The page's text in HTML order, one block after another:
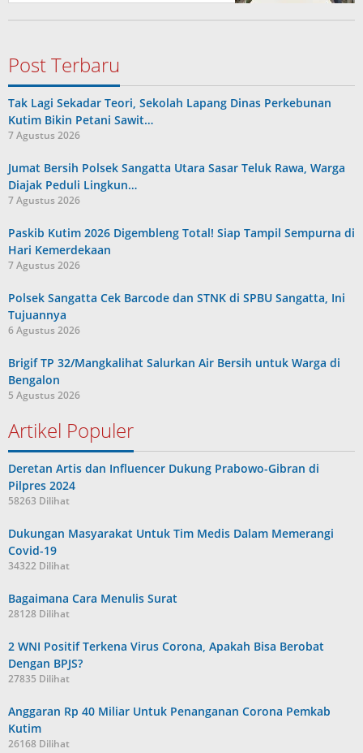
Post Terbaru
Tak Lagi Sekadar Teori, Sekolah Lapang Dinas Perkebunan
Kutim Bikin Petani Sawit…
7 Agustus 2026
Jumat Bersih Polsek Sangatta Utara Sasar Teluk Rawa, Warga
Diajak Peduli Lingkun…
7 Agustus 2026
Paskib Kutim 2026 Digembleng Total! Siap Tampil Sempurna di
Hari Kemerdekaan
7 Agustus 2026
Polsek Sangatta Cek Barcode dan STNK di SPBU Sangatta, Ini
Tujuannya
6 Agustus 2026
Brigif TP 32/Mangkalihat Salurkan Air Bersih untuk Warga di
Bengalon
5 Agustus 2026
Artikel Populer
Deretan Artis dan Influencer Dukung Prabowo-Gibran di
Pilpres 2024
58263 Dilihat
Dukungan Masyarakat Untuk Tim Medis Dalam Memerangi
Covid-19
34322 Dilihat
Bagaimana Cara Menulis Surat
28128 Dilihat
2 WNI Positif Terkena Virus Corona, Apakah Bisa Berobat
Dengan BPJS?
27835 Dilihat
Anggaran Rp 40 Miliar Untuk Penanganan Corona Pemkab
Kutim
26168 Dilihat